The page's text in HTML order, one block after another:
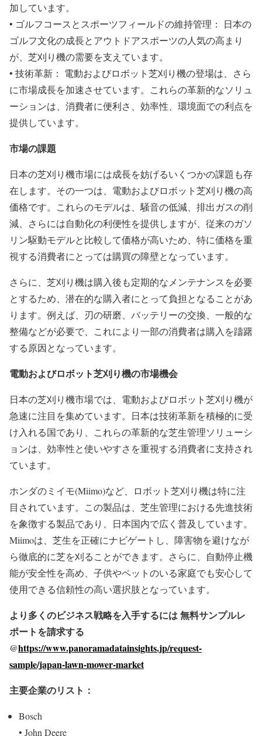
加しています。
• ゴルフコースとスポーツフィールドの維持管理： 日本の
ゴルフ文化の成長とアウトドアスポーツの人気の高まり
が、芝刈り機の需要を支えています。
• 技術革新： 電動およびロボット芝刈り機の登場は、さら
に市場成長を加速させています。これらの革新的なソリュ
ーションは、消費者に便利さ、効率性、環境面での利点を
提供しています。
市場の課題
日本の芝刈り機市場には成長を妨げるいくつかの課題も存
在します。その一つは、電動およびロボット芝刈り機の高
価格です。これらのモデルは、騒音の低減、排出ガスの削
減、さらには自動化の利便性を提供しますが、従来のガソ
リン駆動モデルと比較して価格が高いため、特に価格を重
視する消費者にとっては購買の障壁となっています。
さらに、芝刈り機は購入後も定期的なメンテナンスを必要
とするため、潜在的な購入者にとって負担となることがあ
ります。例えば、刃の研磨、バッテリーの交換、一般的な
整備などが必要で、これにより一部の消費者は購入を躊躇
する原因となっています。
電動およびロボット芝刈り機の市場機会
日本の芝刈り機市場では、電動およびロボット芝刈り機が
急速に注目を集めています。日本は技術革新を積極的に受
け入れる国であり、これらの革新的な芝生管理ソリューシ
ョンは、効率性と使いやすさを重視する消費者に支持され
ています。
ホンダのミイモ(Miimo)など、ロボット芝刈り機は特に注
目されています。この製品は、芝生管理における先進技術
を象徴する製品であり、日本国内で広く普及しています。
Miimoは、芝生を正確にナビゲートし、障害物を避けなが
ら徹底的に芝を刈ることができます。さらに、自動停止機
能が安全性を高め、子供やペットのいる家庭でも安心して
使用できる信頼性の高い選択肢となっています。
より多くのビジネス戦略を入手するには 無料サンプルレ
ポートを請求する
@https://www.panoramadatainsights.jp/request-
sample/japan-lawn-mower-market
主要企業のリスト：
Bosch
• John Deere